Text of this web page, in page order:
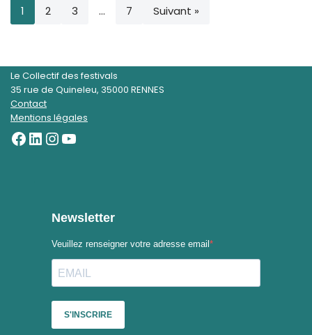
1 2 3 … 7 Suivant »
Le Collectif des festivals
35 rue de Quineleu, 35000 RENNES
Contact
Mentions légales